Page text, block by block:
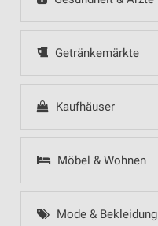
Getränkemärkte
Kaufhäuser
Möbel & Wohnen
Mode & Bekleidung